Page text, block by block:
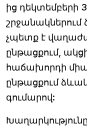
ից դեկտեմբերի
չպետք է
ընթացքում,
հաճախորդի
ընթացքում
գումարով: